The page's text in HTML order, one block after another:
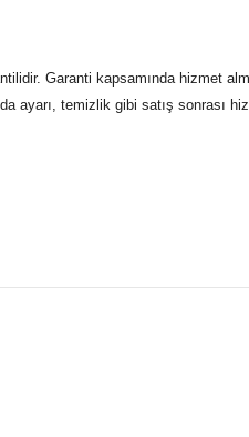
Garanti kapsamında hizmet
ayarı, temizlik gibi satış sonrası